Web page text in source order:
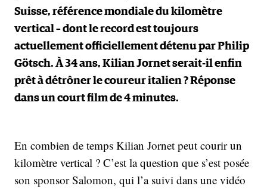
Suisse, référence mondiale du kilomètre
vertical – dont le record est toujours
actuellement officiellement détenu par Philip
Götsch. À 34 ans, Kilian Jornet serait-il enfin
prêt à détrôner le coureur italien ? Réponse
dans un court film de 4 minutes.
En combien de temps Kilian Jornet peut courir un
kilomètre vertical ? C’est la question que s’est posée
son sponsor Salomon, qui l’a suivi dans une vidéo